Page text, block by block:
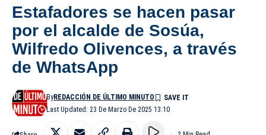
Estafadores se hacen pasar
por el alcalde de Sosúa,
Wilfredo Olivences, a través
de WhatsApp
Last Updated: 23 De Marzo De 2025 13:10
ByREDACCIÓN DE ÚLTIMO MINUTO